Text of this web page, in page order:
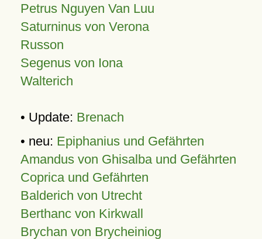
Petrus Nguyen Van Luu
Saturninus von Verona
Russon
Segenus von Iona
Walterich
• Update: Brenach
• neu: Epiphanius und Gefährten
Amandus von Ghisalba und Gefährten
Coprica und Gefährten
Balderich von Utrecht
Berthanc von Kirkwall
Brychan von Brycheiniog